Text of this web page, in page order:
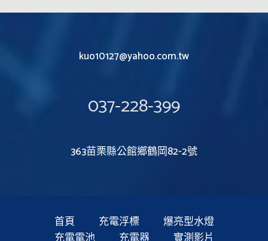
kuo10127@yahoo.com.tw
037-228-399
363苗栗縣公館鄉鶴岡82-2號
首頁 充電浮標
爆亮型水燈